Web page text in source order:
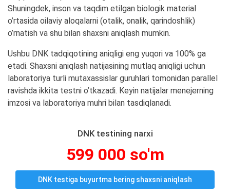
Shuningdek, inson va taqdim etilgan biologik material
o’rtasida oilaviy aloqalarni (otalik, onalik, qarindoshlik)
o’rnatish va shu bilan shaxsni aniqlash mumkin.
Ushbu DNK tadqiqotining aniqligi eng yuqori va 100% ga
etadi. Shaxsni aniqlash natijasining mutlaq aniqligi uchun
laboratoriya turli mutaxassislar guruhlari tomonidan parallel
ravishda ikkita testni o’tkazadi. Keyin natijalar menejerning
imzosi va laboratoriya muhri bilan tasdiqlanadi.
DNK testining narxi
599 000 so'm
DNK testiga buyurtma bering shaxsni aniqlash